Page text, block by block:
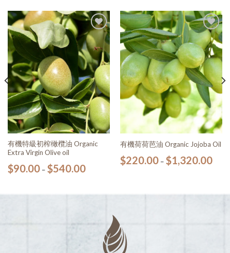
加入
願望
清單
有機特級初榨橄欖油 Organic
Extra Virgin Olive oil
$90.00– $540.00
加入
願望
清單
有機荷荷芭油 Organic Jojoba Oil
$220.00– $1,320.00